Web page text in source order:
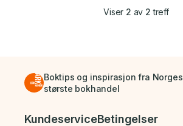
Viser 2 av 2 treff
Boktips og inspirasjon fra Norges
største bokhandel
Bunnmeny
KundeserviceBetingelser